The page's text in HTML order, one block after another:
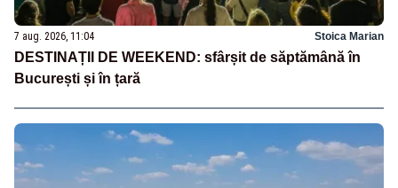
7 aug. 2026, 11:04 Stoica Marian
DESTINAȚII DE WEEKEND: sfârșit de săptămână în
București și în țară